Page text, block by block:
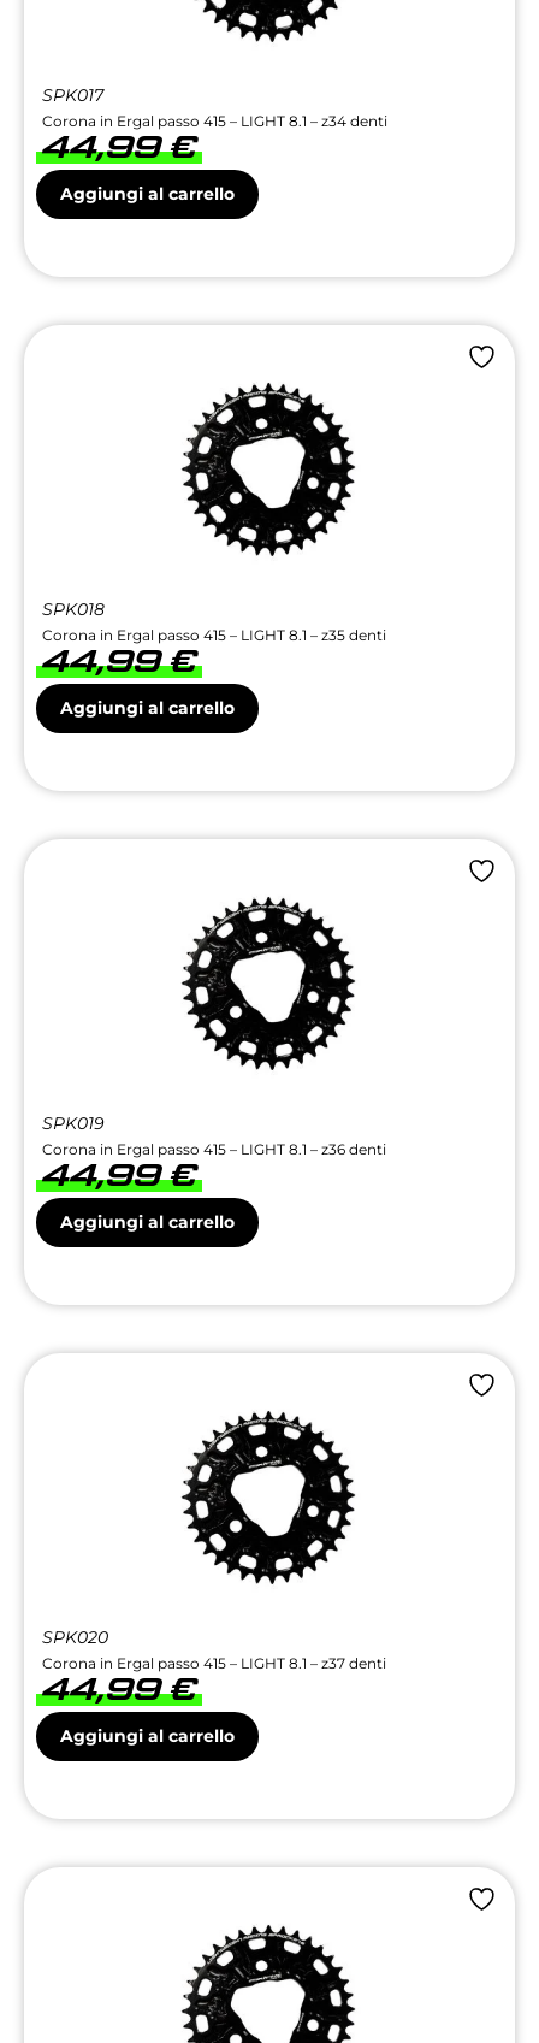
SPK017
Corona in Ergal passo 415 – LIGHT 8.1 – z34 denti
44,99€
Aggiungi al carrello
SPK018
Corona in Ergal passo 415 – LIGHT 8.1 – z35 denti
44,99€
Aggiungi al carrello
SPK019
Corona in Ergal passo 415 – LIGHT 8.1 – z36 denti
44,99€
Aggiungi al carrello
SPK020
Corona in Ergal passo 415 – LIGHT 8.1 – z37 denti
44,99€
Aggiungi al carrello